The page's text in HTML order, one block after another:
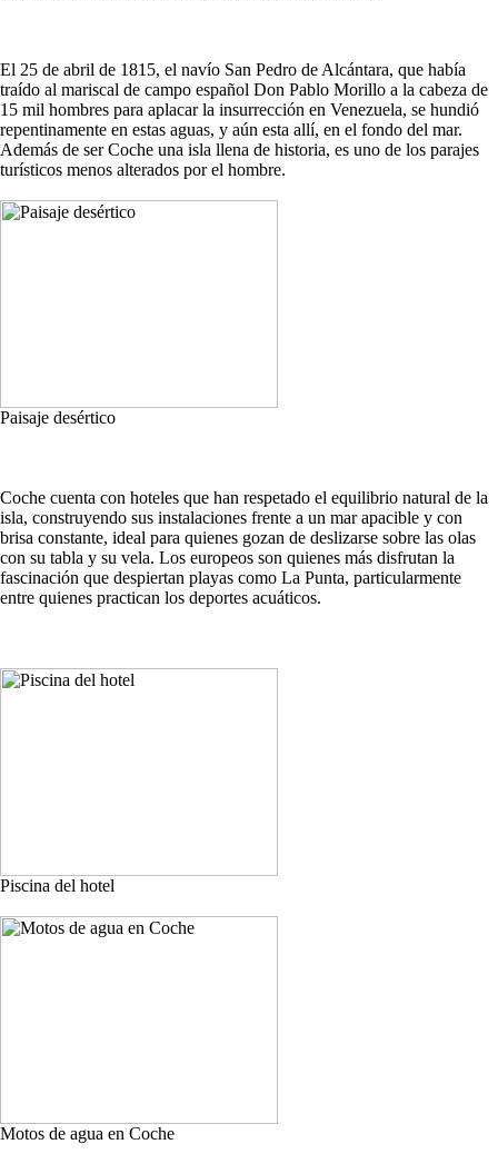
El 25 de abril de 1815, el navío San Pedro de Alcántara, que había
traído al mariscal de campo español Don Pablo Morillo a la cabeza de
15 mil hombres para aplacar la insurrección en Venezuela, se hundió
repentinamente en estas aguas, y aún esta allí, en el fondo del mar.
Además de ser Coche una isla llena de historia, es uno de los parajes
turísticos menos alterados por el hombre.
Paisaje desértico
Coche cuenta con hoteles que han respetado el equilibrio natural de la
isla, construyendo sus instalaciones frente a un mar apacible y con
brisa constante, ideal para quienes gozan de deslizarse sobre las olas
con su tabla y su vela. Los europeos son quienes más disfrutan la
fascinación que despiertan playas como La Punta, particularmente
entre quienes practican los deportes acuáticos.
Piscina del hotel
Motos de agua en Coche